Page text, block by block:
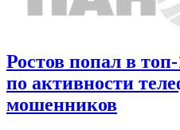
Ростов попал в
по активности
мошенников